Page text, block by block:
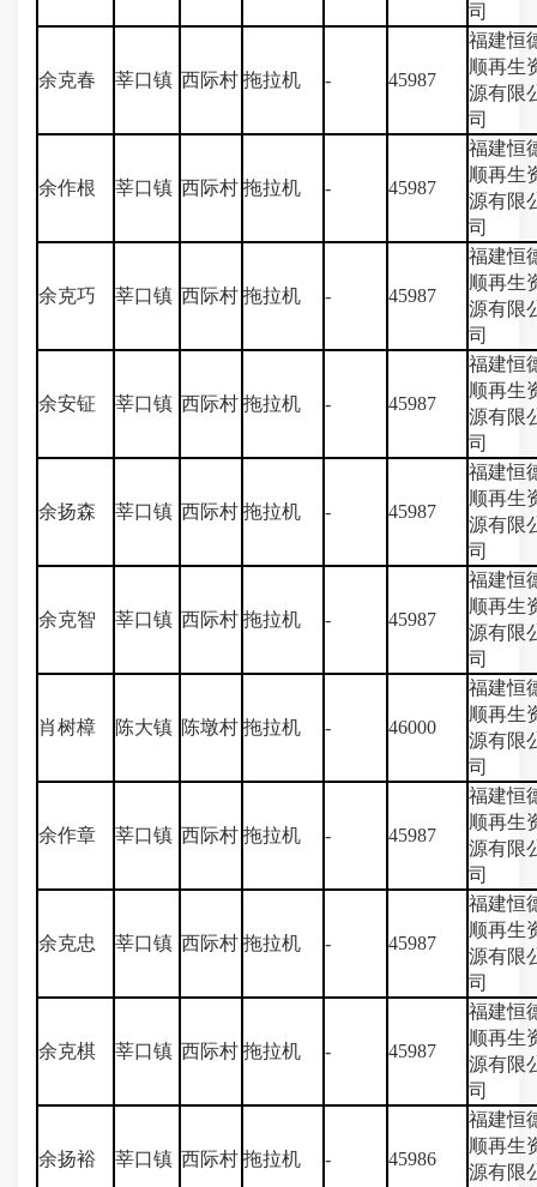
司
余克春 莘口镇 西际村 拖拉机 - 45987
福建恒
顺再生
源有限
司
余作根 莘口镇 西际村 拖拉机 - 45987
福建恒
顺再生
源有限
司
余克巧 莘口镇 西际村 拖拉机 - 45987
福建恒
顺再生
源有限
司
余安钲 莘口镇 西际村 拖拉机 - 45987
福建恒
顺再生
源有限
司
余扬森 莘口镇 西际村 拖拉机 - 45987
福建恒
顺再生
源有限
司
余克智 莘口镇 西际村 拖拉机 - 45987
福建恒
顺再生
源有限
司
肖树樟 陈大镇 陈墩村 拖拉机 - 46000
福建恒
顺再生
源有限
司
余作章 莘口镇 西际村 拖拉机 - 45987
福建恒
顺再生
源有限
司
余克忠 莘口镇 西际村 拖拉机 - 45987
福建恒
顺再生
源有限
司
余克棋 莘口镇 西际村 拖拉机 - 45987
福建恒
顺再生
源有限
司
余扬裕 莘口镇 西际村 拖拉机 - 45986
福建恒
顺再生
源有限